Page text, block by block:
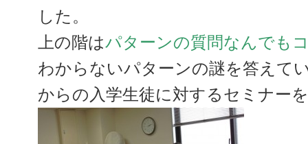
した。
上の階はパターンの質問なんでも
わからないパターンの謎を答えて
からの入学生徒に対するセミナー